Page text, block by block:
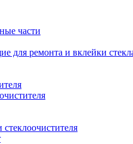
части
для ремонта и вклейки